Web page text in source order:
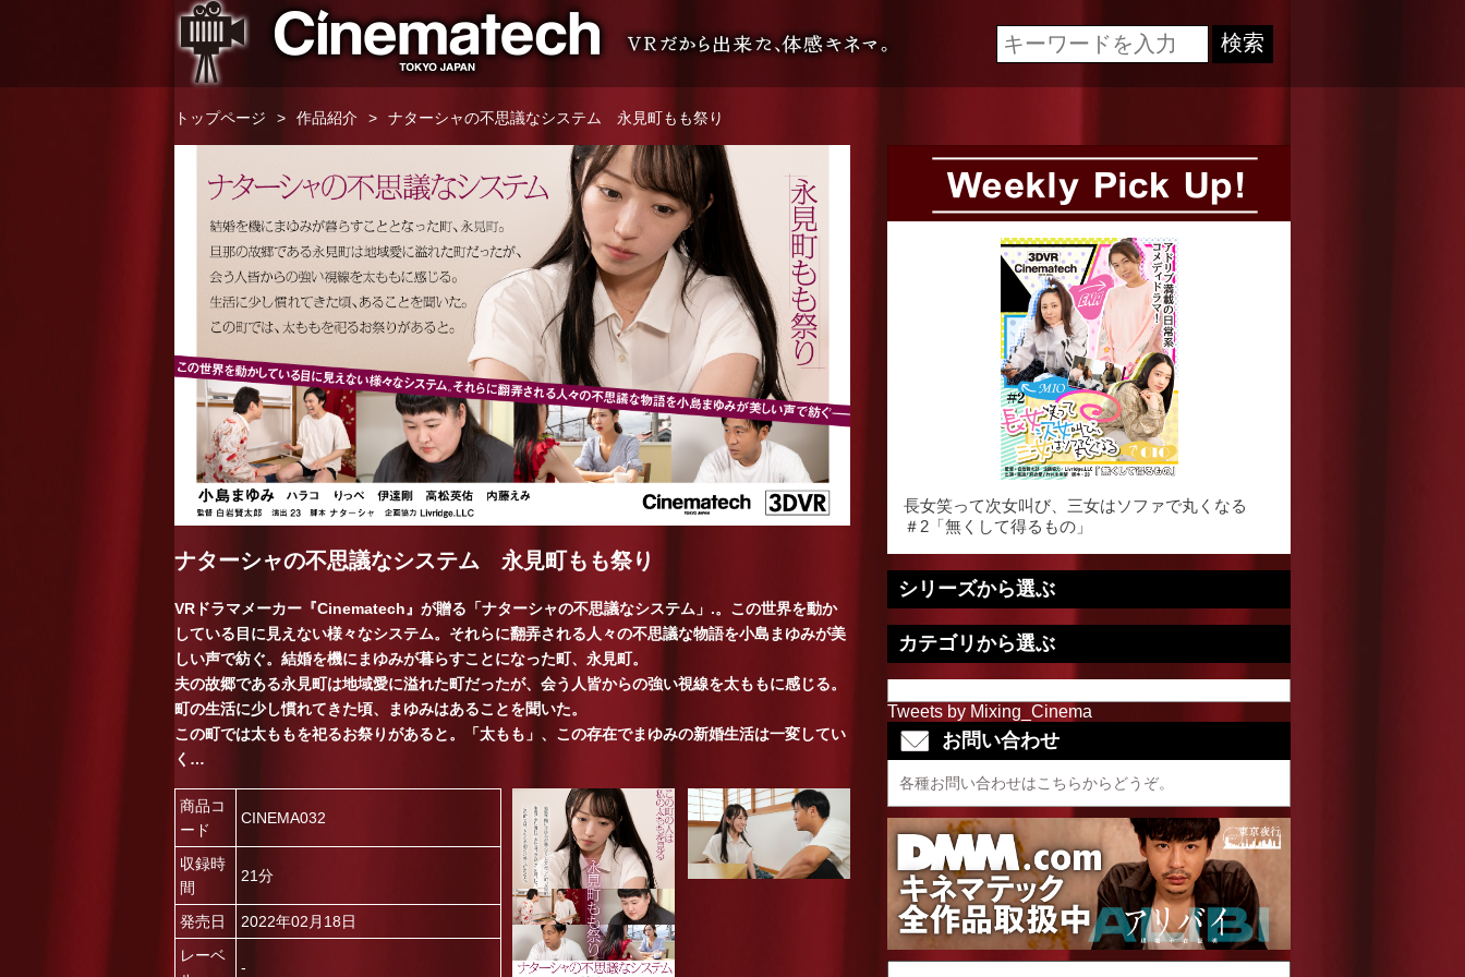
VR専門 短編映画メーカーCinematech-キネマテック-
検索
トップページ 作品紹介 ナターシャの不思議なシステム 永見町もも祭り
ナターシャの不思議なシステム 永見町もも祭り
VRドラマメーカー『Cinematech』が贈る「ナターシャの不思議なシステム」.。この世界を動か
している目に見えない様々なシステム。それらに翻弄される人々の不思議な物語を小島まゆみが美
しい声で紡ぐ。結婚を機にまゆみが暮らすことになった町、永見町。
夫の故郷である永見町は地域愛に溢れた町だったが、会う人皆からの強い視線を太ももに感じる。
町の生活に少し慣れてきた頃、まゆみはあることを聞いた。
この町では太ももを祀るお祭りがあると。「太もも」、この存在でまゆみの新婚生活は一変してい
く…
商品コ
ード
CINEMA032
収録時
間
21分
発売日
2022年02月18日
レーベ
-
長女笑って次女叫び、三女はソファで丸くなる
＃2「無くして得るもの」
シリーズから選ぶ
カテゴリから選ぶ
Tweets by Mixing_Cinema
お問い合わせ
各種お問い合わせはこちらからどうぞ。